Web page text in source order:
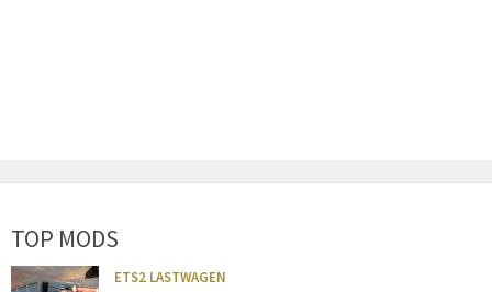
TOP MODS
ETS2 LASTWAGEN